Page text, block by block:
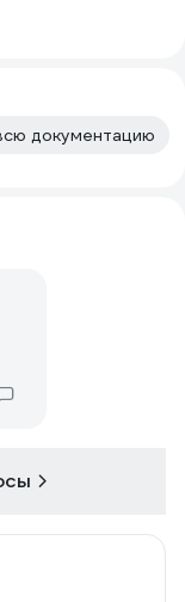
документацию